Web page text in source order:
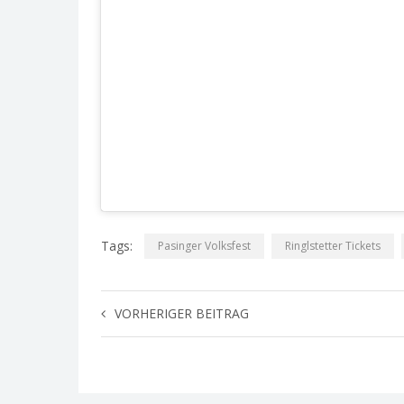
Tags: Pasinger Volksfest Ringlstetter Tickets
VORHERIGER BEITRAG